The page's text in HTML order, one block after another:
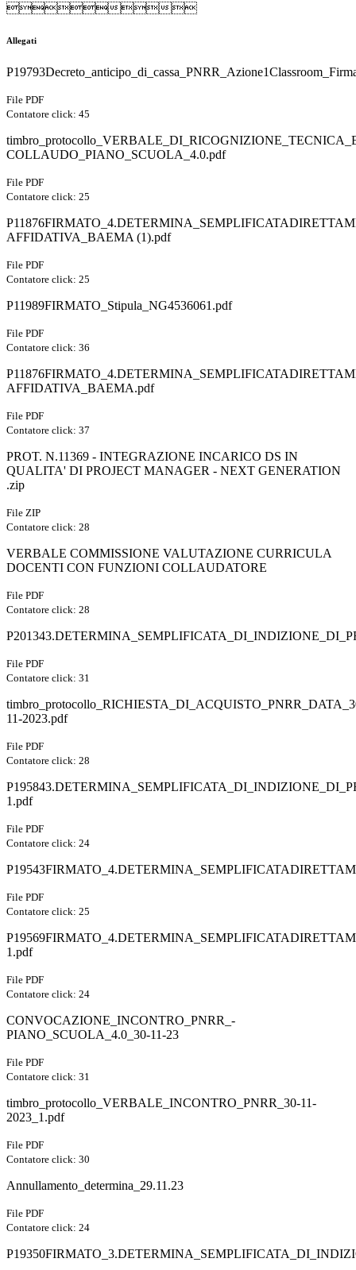

Allegati
File PDF
Contatore click: 45
COLLAUDO_PIANO_SCUOLA_4.0.pdf
File PDF
Contatore click: 25
AFFIDATIVA_BAEMA (1).pdf
File PDF
Contatore click: 25
P11989FIRMATO_Stipula_NG4536061.pdf
File PDF
Contatore click: 36
AFFIDATIVA_BAEMA.pdf
File PDF
Contatore click: 37
PROT. N.11369 - INTEGRAZIONE INCARICO DS IN
QUALITA' DI PROJECT MANAGER - NEXT GENERATION
.zip
File ZIP
Contatore click: 28
VERBALE COMMISSIONE VALUTAZIONE CURRICULA
DOCENTI CON FUNZIONI COLLAUDATORE
File PDF
Contatore click: 28
File PDF
Contatore click: 31
11-2023.pdf
File PDF
Contatore click: 28
1.pdf
File PDF
Contatore click: 24
File PDF
Contatore click: 25
1.pdf
File PDF
Contatore click: 24
CONVOCAZIONE_INCONTRO_PNRR_-
PIANO_SCUOLA_4.0_30-11-23
File PDF
Contatore click: 31
timbro_protocollo_VERBALE_INCONTRO_PNRR_30-11-
2023_1.pdf
File PDF
Contatore click: 30
Annullamento_determina_29.11.23
File PDF
Contatore click: 24